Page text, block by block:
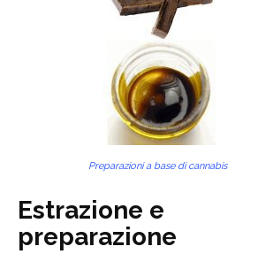
Preparazioni a base di cannabis
Estrazione e
preparazione